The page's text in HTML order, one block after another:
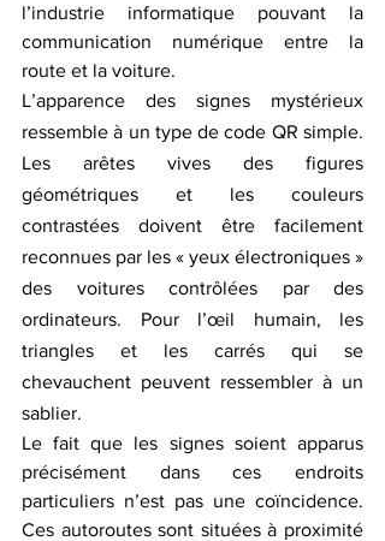
l’industrie informatique pouvant la
communication numérique entre la
route et la voiture.
L’apparence des signes mystérieux
ressemble à un type de code QR simple.
Les arêtes vives des figures
géométriques et les couleurs
contrastées doivent être facilement
reconnues par les « yeux électroniques »
des voitures contrôlées par des
ordinateurs. Pour l’œil humain, les
triangles et les carrés qui se
chevauchent peuvent ressembler à un
sablier.
Le fait que les signes soient apparus
précisément dans ces endroits
particuliers n’est pas une coïncidence.
Ces autoroutes sont situées à proximité